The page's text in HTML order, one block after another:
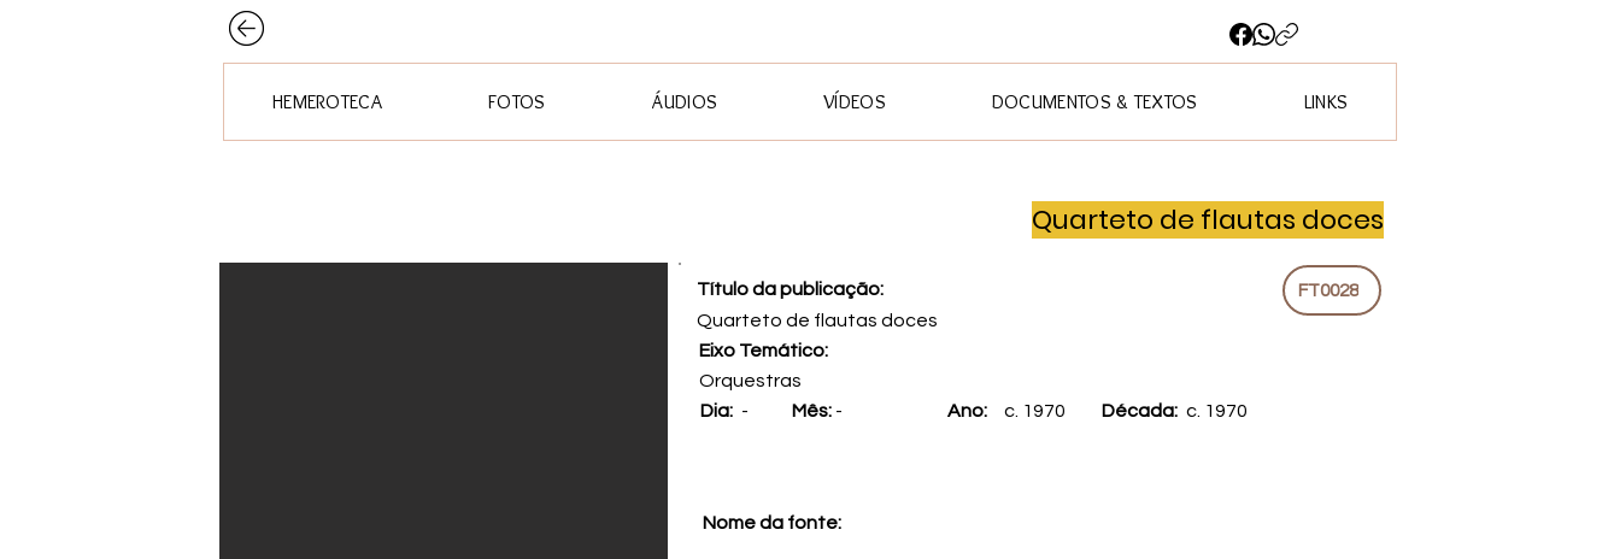
HEMEROTECA FOTOS ÁUDIOS VÍDEOS DOCUMENTOS & TEXTOS LINKS
Quarteto de flautas doces
Título da publicação:
Quarteto de flautas doces
FT0028
Eixo Temático:
Orquestras
Dia: - Mês:- Ano: c. 1970 Década: c. 1970
Nome da fonte: